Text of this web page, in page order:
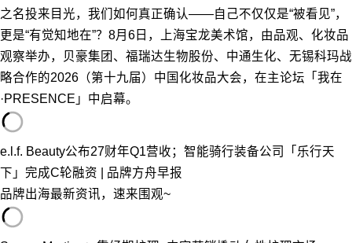
之名投来目光，我们如何真正确认——自己不仅仅是“被看见”，
更是“有觉知地在”？8月6日，上海宝龙美术馆，由品观、化妆品
观察举办，贝豪集团、福瑞达生物股份、中通生化、无锡科玛战
略合作的2026（第十九届）中国化妆品大会，在主论坛「我在
·PRESENCE」中启幕。
e.l.f. Beauty公布27财年Q1营收；智能骑行装备公司「乐行天
下」完成C轮融资 | 品牌方舟早报
品牌出海最新资讯，速来围观~